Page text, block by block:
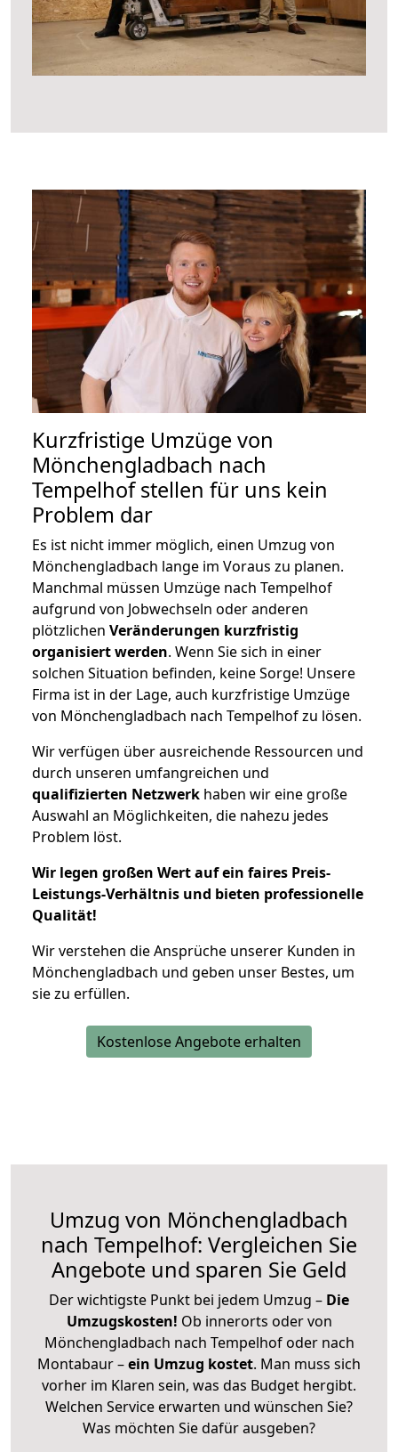
Kurzfristige Umzüge von
Mönchengladbach nach
Tempelhof stellen für uns kein
Problem dar
Es ist nicht immer möglich, einen Umzug von
Mönchengladbach lange im Voraus zu planen.
Manchmal müssen Umzüge nach Tempelhof
aufgrund von Jobwechseln oder anderen
plötzlichen Veränderungen kurzfristig
organisiert werden. Wenn Sie sich in einer
solchen Situation befinden, keine Sorge! Unsere
Firma ist in der Lage, auch kurzfristige Umzüge
von Mönchengladbach nach Tempelhof zu lösen.
Wir verfügen über ausreichende Ressourcen und
durch unseren umfangreichen und
qualifizierten Netzwerk haben wir eine große
Auswahl an Möglichkeiten, die nahezu jedes
Problem löst.
Wir legen großen Wert auf ein faires Preis-
Leistungs-Verhältnis und bieten professionelle
Qualität!
Wir verstehen die Ansprüche unserer Kunden in
Mönchengladbach und geben unser Bestes, um
sie zu erfüllen.
Kostenlose Angebote erhalten
Umzug von Mönchengladbach
nach Tempelhof: Vergleichen Sie
Angebote und sparen Sie Geld
Der wichtigste Punkt bei jedem Umzug – Die
Umzugskosten! Ob innerorts oder von
Mönchengladbach nach Tempelhof oder nach
Montabaur –ein Umzug kostet. Man muss sich
vorher im Klaren sein, was das Budget hergibt.
Welchen Service erwarten und wünschen Sie?
Was möchten Sie dafür ausgeben?